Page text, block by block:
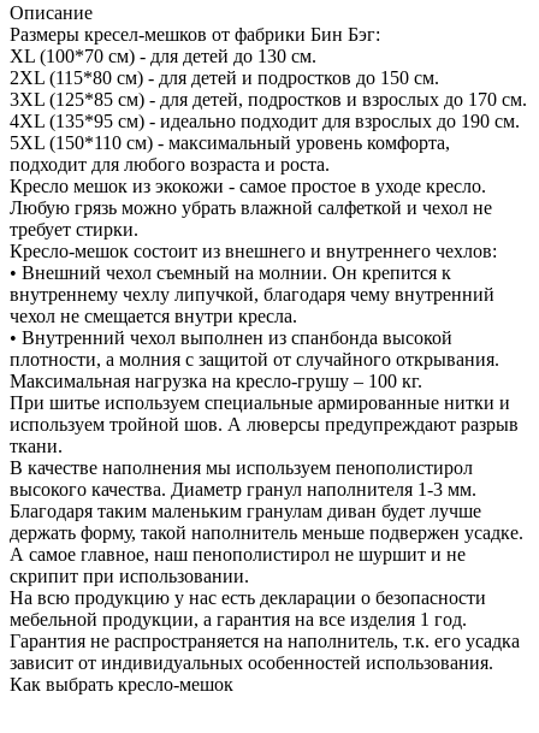
Описание
Размеры кресел-мешков от фабрики Бин Бэг:
XL (100*70 см) - для детей до 130 см.
2XL (115*80 см) - для детей и подростков до 150 см.
3XL (125*85 см) - для детей, подростков и взрослых до 170 см.
4XL (135*95 см) - идеально подходит для взрослых до 190 см.
5XL (150*110 см) - максимальный уровень комфорта,
подходит для любого возраста и роста.
Кресло мешок из экокожи - самое простое в уходе кресло.
Любую грязь можно убрать влажной салфеткой и чехол не
требует стирки.
Кресло-мешок состоит из внешнего и внутреннего чехлов:
• Внешний чехол съемный на молнии. Он крепится к
внутреннему чехлу липучкой, благодаря чему внутренний
чехол не смещается внутри кресла.
• Внутренний чехол выполнен из спанбонда высокой
плотности, а молния с защитой от случайного открывания.
Максимальная нагрузка на кресло-грушу – 100 кг.
При шитье используем специальные армированные нитки и
используем тройной шов. А люверсы предупреждают разрыв
ткани.
В качестве наполнения мы используем пенополистирол
высокого качества. Диаметр гранул наполнителя 1-3 мм.
Благодаря таким маленьким гранулам диван будет лучше
держать форму, такой наполнитель меньше подвержен усадке.
А самое главное, наш пенополистирол не шуршит и не
скрипит при использовании.
На всю продукцию у нас есть декларации о безопасности
мебельной продукции, а гарантия на все изделия 1 год.
Гарантия не распространяется на наполнитель, т.к. его усадка
зависит от индивидуальных особенностей использования.
Как выбрать кресло-мешок